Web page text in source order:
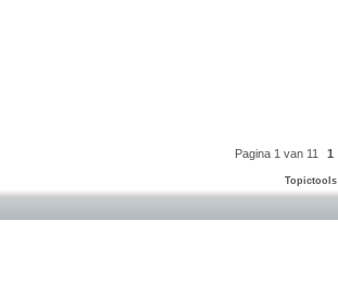
Pagina 1 van 11 1
Topictools